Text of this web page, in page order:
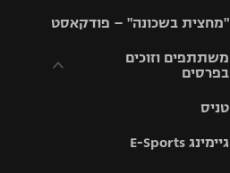
"מחצית בשכונה" – פודקאסט
משתתפים וזוכים
בפרסים
וזוכים בפרסים
טניס
גיימינג E-Sports